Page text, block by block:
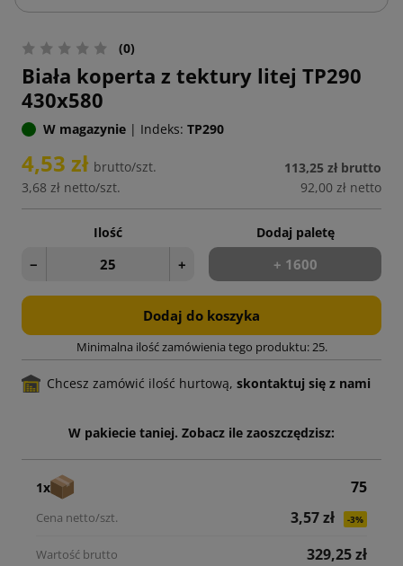
(0)
Biała koperta z tektury litej TP290
430x580
W magazynie | Indeks: TP290
4,53 zł brutto/szt.
3,68 zł netto/szt.
113,25 zł brutto
92,00 zł netto
Ilość
− +
Dodaj paletę
+ 1600
Dodaj do koszyka
Minimalna ilość zamówienia tego produktu: 25.
Chcesz zamówić ilość hurtową, skontaktuj się z nami
W pakiecie taniej. Zobacz ile zaoszczędzisz:
1x
75
3,57 zł
-3%
329,25 zł